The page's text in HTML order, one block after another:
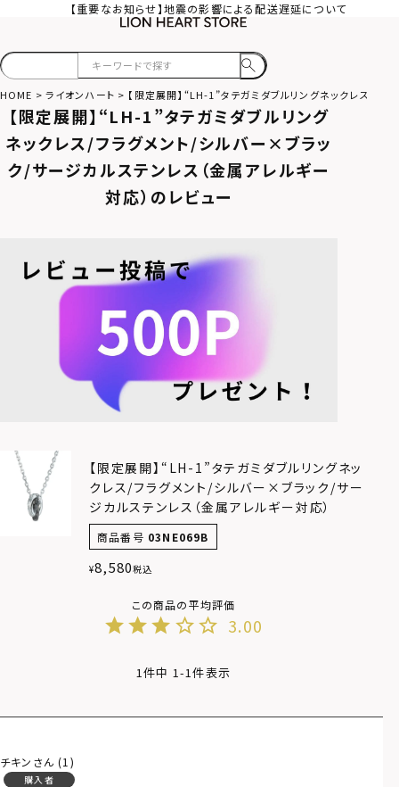
【重要なお知らせ】地震の影響による配送遅延について
HOME ライオンハート 【限定展開】“LH-1”タテガミダブルリングネックレス/フ
【限定展開】“LH-1”タテガミダブルリング
ネックレス/フラグメント/シルバー×ブラッ
ク/サージカルステンレス（金属アレルギー
対応）のレビュー
【限定展開】“LH-1”タテガミダブルリングネッ
クレス/フラグメント/シルバー×ブラック/サー
ジカルステンレス（金属アレルギー対応）
商品番号 03NE069B
¥8,580税込
3.00
1件中 1-1件表示
チキン 1
購入者